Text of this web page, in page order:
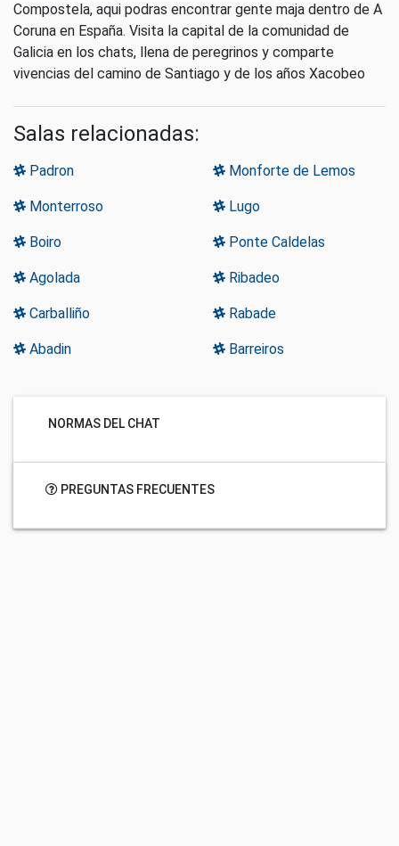
Compostela, aqui podras encontrar gente maja dentro de A
Coruna en España. Visita la capital de la comunidad de
Galicia en los chats, llena de peregrinos y comparte
vivencias del camino de Santiago y de los años Xacobeo
Salas relacionadas:
Padron Monforte de Lemos
Monterroso Lugo
Boiro Ponte Caldelas
Agolada Ribadeo
Carballiño Rabade
Abadin Barreiros
NORMAS DEL CHAT
PREGUNTAS FRECUENTES